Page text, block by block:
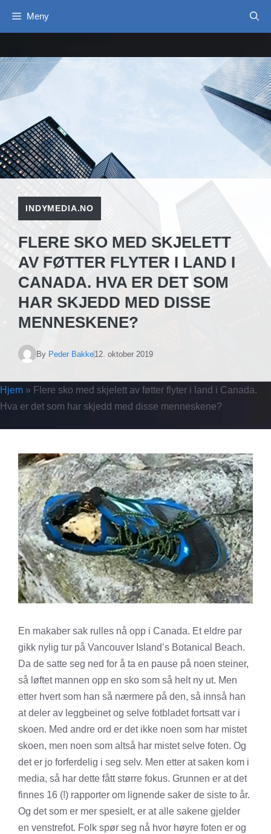
Meny
INDYMEDIA.NO
FLERE SKO MED SKJELETT
AV FØTTER FLYTER I LAND I
CANADA. HVA ER DET SOM
HAR SKJEDD MED DISSE
MENNESKENE?
By Peder Bakke12. oktober 2019
Hjem » Flere sko med skjelett av føtter flyter i land i Canada.
Hva er det som har skjedd med disse menneskene?
En makaber sak rulles nå opp i Canada. Et eldre par
gikk nylig tur på Vancouver Island’s Botanical Beach.
Da de satte seg ned for å ta en pause på noen steiner,
så løftet mannen opp en sko som så helt ny ut. Men
etter hvert som han så nærmere på den, så innså han
at deler av leggbeinet og selve fotbladet fortsatt var i
skoen. Med andre ord er det ikke noen som har mistet
skoen, men noen som altså har mistet selve foten. Og
det er jo forferdelig i seg selv. Men etter at saken kom i
media, så har dette fått større fokus. Grunnen er at det
finnes 16 (!) rapporter om lignende saker de siste to år.
Og det som er mer spesielt, er at alle sakene gjelder
en venstrefot. Folk spør seg nå hvor høyre foten er og